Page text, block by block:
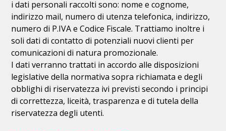
i dati personali raccolti sono: nome e cognome,
indirizzo mail, numero di utenza telefonica, indirizzo,
numero di P.IVA e Codice Fiscale. Trattiamo inoltre i
soli dati di contatto di potenziali nuovi clienti per
comunicazioni di natura promozionale.
I dati verranno trattati in accordo alle disposizioni
legislative della normativa sopra richiamata e degli
obblighi di riservatezza ivi previsti secondo i principi
di correttezza, liceità, trasparenza e di tutela della
riservatezza degli utenti.